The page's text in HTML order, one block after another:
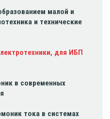
малой и
и технические
для ИБП
в современных
тока в системах